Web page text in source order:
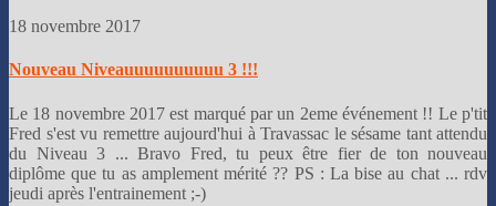
18 novembre 2017
Nouveau Niveauuuuuuuuuu 3 !!!
Le 18 novembre 2017 est marqué par un 2eme événement !! Le p'tit
Fred s'est vu remettre aujourd'hui à Travassac le sésame tant attendu
du Niveau 3 ... Bravo Fred, tu peux être fier de ton nouveau
diplôme que tu as amplement mérité ?? PS : La bise au chat ... rdv
jeudi après l'entrainement ;-)